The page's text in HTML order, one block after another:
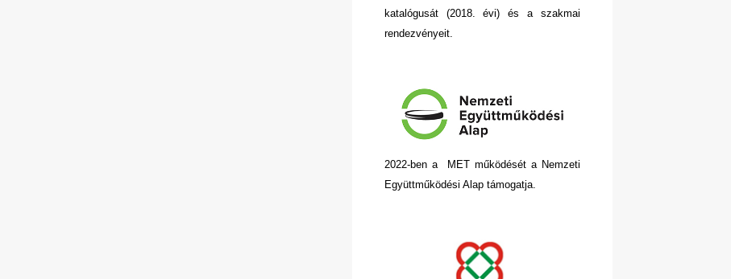
katalógusát (2018. évi) és a szakmai
rendezvényeit.
2022-ben a MET működését a Nemzeti
Együttműködési Alap támogatja.